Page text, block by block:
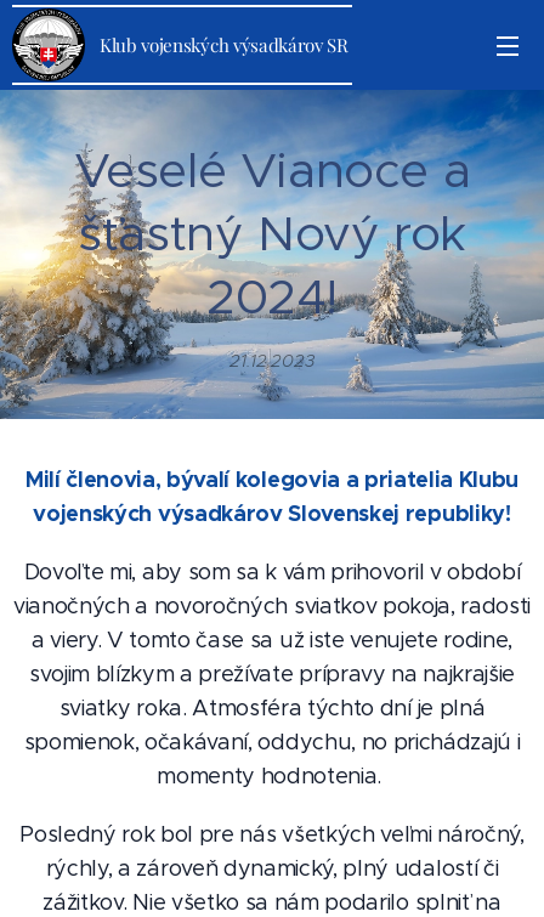
Klub vojenských výsadkárov SR
Veselé Vianoce a
šťastný Nový rok
2024!
21.12.2023
Milí členovia, bývalí kolegovia a priatelia Klubu
vojenských výsadkárov Slovenskej republiky!
Dovoľte mi, aby som sa k vám prihovoril v období
vianočných a novoročných sviatkov pokoja, radosti
a viery. V tomto čase sa už iste venujete rodine,
svojim blízkym a prežívate prípravy na najkrajšie
sviatky roka. Atmosféra týchto dní je plná
spomienok, očakávaní, oddychu, no prichádzajú i
momenty hodnotenia.
Posledný rok bol pre nás všetkých veľmi náročný,
rýchly, a zároveň dynamický, plný udalostí či
zážitkov. Nie všetko sa nám podarilo splniť na